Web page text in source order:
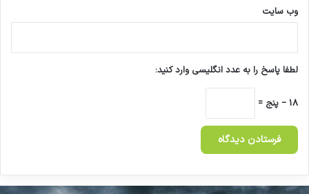
وب‌ سایت
لطفا پاسخ را به عدد انگلیسی وارد کنید:
18 − پنج =